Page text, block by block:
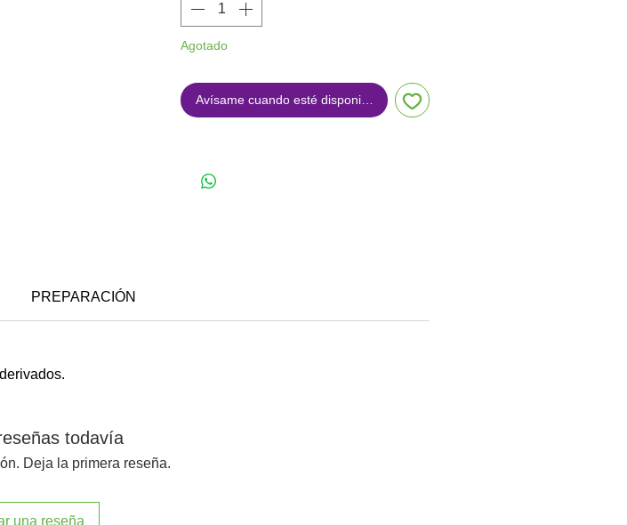
Agotado
Avísame cuando esté disponible
PREPARACIÓN
todavía
Deja la primera reseña.
una reseña